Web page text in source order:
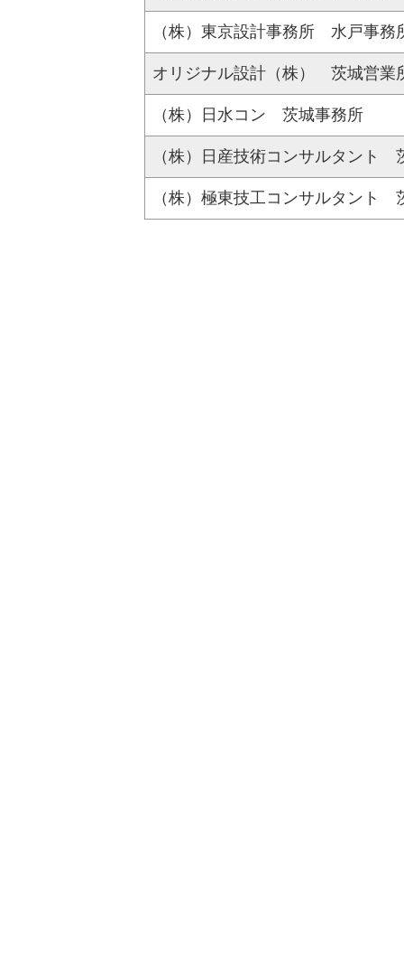
（株）東京設計事務所 水戸事務
オリジナル設計（株） 茨城営業
（株）日水コン 茨城事務所
（株）日産技術コンサルタント
（株）極東技工コンサルタント